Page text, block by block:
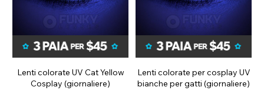
Lenti colorate UV Cat Yellow
Cosplay (giornaliere)
Lenti colorate per cosplay UV
bianche per gatti (giornaliere)